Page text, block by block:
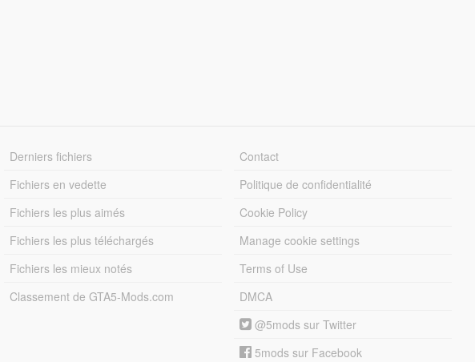
Derniers fichiers
Fichiers en vedette
Fichiers les plus aimés
Fichiers les plus téléchargés
Fichiers les mieux notés
Classement de GTA5-Mods.com
Contact
Politique de confidentialité
Cookie Policy
Manage cookie settings
Terms of Use
DMCA
@5mods sur Twitter
5mods sur Facebook